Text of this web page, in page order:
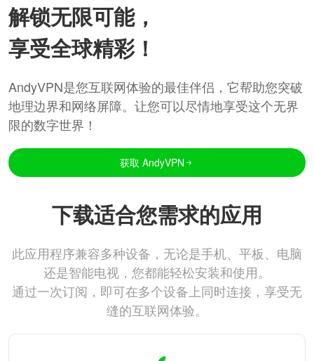
解锁无限可能，
享受全球精彩！
AndyVPN是您互联网体验的最佳伴侣，它帮助您突破
地理边界和网络屏障。让您可以尽情地享受这个无界
限的数字世界！
获取 AndyVPN
下载适合您需求的应用
此应用程序兼容多种设备，无论是手机、平板、电脑
还是智能电视，您都能轻松安装和使用。
通过一次订阅，即可在多个设备上同时连接，享受无
缝的互联网体验。